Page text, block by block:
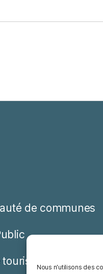
Nous n'utilisons des
de communes